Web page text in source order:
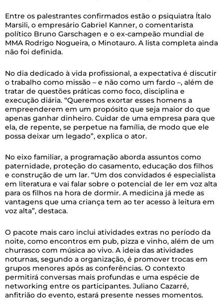
Entre os palestrantes confirmados estão o psiquiatra Ítalo
Marsili, o empresário Gabriel Kanner, o comentarista
político Bruno Garschagen e o ex-campeão mundial de
MMA Rodrigo Nogueira, o Minotauro. A lista completa ainda
não foi definida.
No dia dedicado à vida profissional, a expectativa é discutir
o trabalho como missão – e não como um fardo –, além de
tratar de questões práticas como foco, disciplina e
execução diária. “Queremos exortar esses homens a
empreenderem em um propósito que seja maior do que
apenas ganhar dinheiro. Cuidar de uma empresa para que
ela, de repente, se perpetue na família, de modo que ele
possa deixar um legado”, explica o ator.
No eixo familiar, a programação aborda assuntos como
paternidade, proteção do casamento, educação dos filhos
e construção de um lar. “Um dos convidados é especialista
em literatura e vai falar sobre o potencial de ler em voz alta
para os filhos na hora de dormir. A medicina já mede as
vantagens que uma criança tem ao ter acesso à leitura em
voz alta”, destaca.
O pacote mais caro inclui atividades extras no período da
noite, como encontros em pub, pizza e vinho, além de um
churrasco com música ao vivo. A ideia das atividades
noturnas, segundo a organização, é promover trocas em
grupos menores após as conferências. O contexto
permitirá conversas mais profundas e uma espécie de
networking entre os participantes. Juliano Cazarré,
anfitrião do evento, estará presente nesses momentos.